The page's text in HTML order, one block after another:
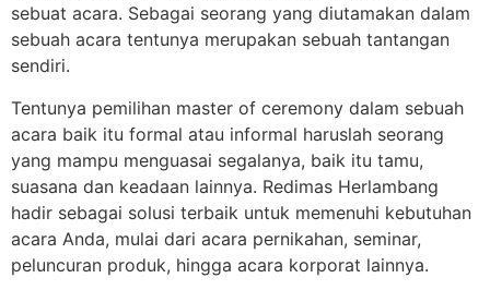
sebuat acara. Sebagai seorang yang diutamakan dalam
sebuah acara tentunya merupakan sebuah tantangan
sendiri.
Tentunya pemilihan master of ceremony dalam sebuah
acara baik itu formal atau informal haruslah seorang
yang mampu menguasai segalanya, baik itu tamu,
suasana dan keadaan lainnya. Redimas Herlambang
hadir sebagai solusi terbaik untuk memenuhi kebutuhan
acara Anda, mulai dari acara pernikahan, seminar,
peluncuran produk, hingga acara korporat lainnya.